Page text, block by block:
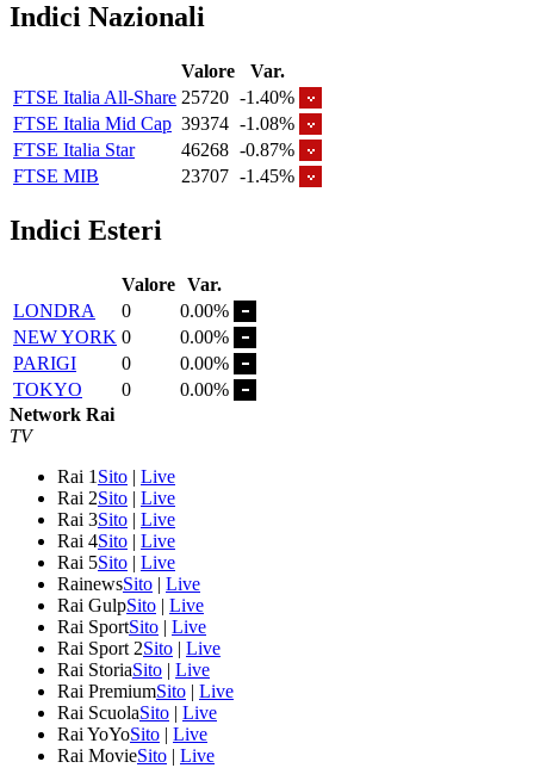
Indici Nazionali
Valore
Var.
FTSE Italia All-Share 25720 -1.40%
FTSE Italia Mid Cap 39374 -1.08%
FTSE Italia Star
46268 -0.87%
FTSE MIB
23707 -1.45%
Indici Esteri
Valore Var.
LONDRA
0
0.00%
NEW YORK 0
0.00%
PARIGI
0
0.00%
TOKYO
0
0.00%
Network Rai
TV
Rai 1 Sito | Live
Rai 2Sito | Live
Rai 3Sito | Live
Rai 4Sito | Live
Rai 5Sito | Live
RainewsSito | Live
Rai GulpSito | Live
Rai SportSito | Live
Rai Sport 2Sito | Live
Rai StoriaSito | Live
Rai PremiumSito | Live
Rai ScuolaSito | Live
Rai YoYoSito | Live
Rai MovieSito | Live